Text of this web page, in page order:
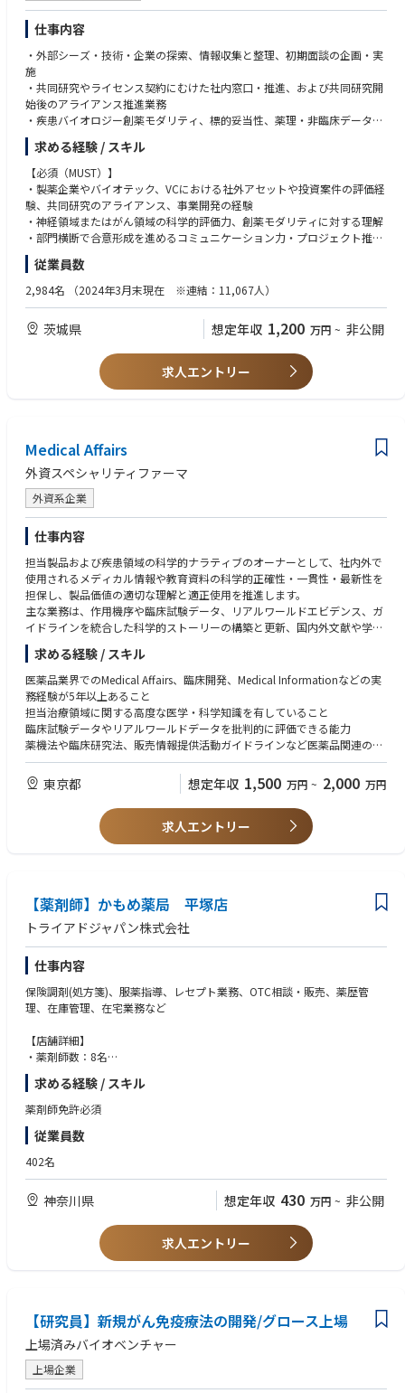
仕事内容
・外部シーズ・技術・企業の探索、情報収集と整理、初期面談の企画・実
施
・共同研究やライセンス契約にむけた社内窓口・推進、および共同研究開
始後のアライアンス推進業務
・疾患バイオロジー創薬モダリティ、標的妥当性、薬理・非臨床データ等
の一次評価
・研究、臨床、知財、法務、事業開発等と連携したデューデリジェンス支
援
・経営・意思決定会議向け資料作成、提案内容の説明・合意形成
・データベースの活用や学会参加等を通じた創薬の競合、トレンド調査
求める経験 / スキル
【必須（MUST）】
・製薬企業やバイオテック、VCにおける社外アセットや投資案件の評価経
験、共同研究のアライアンス、事業開発の経験
・神経領域またはがん領域の科学的評価力、創薬モダリティに対する理解
・部門横断で合意形成を進めるコミュニケーション力・プロジェクト推進
力
・英語での文献調査、資料作成、会議・議論が可能なコミュニケーション
力
有する
【歓迎（WANT）】
・Ph.D.または修士以上の生命科学・薬学・医学・化学等の専門性
・契約、知財、デューデリジェンスの経験
従業員数
2,984名 （2024年3月末現在 ※連結：11,067人）
茨城県 想定年収 1,200 万円 ~ 非公開
求人エントリー
Medical Affairs
外資スペシャリティファーマ
外資系企業
仕事内容
担当製品および疾患領域の科学的ナラティブのオーナーとして、社内外で
使用されるメディカル情報や教育資料の科学的正確性・一貫性・最新性を
担保し、製品価値の適切な理解と適正使用を推進します。
主な業務は、作用機序や臨床試験データ、リアルワールドエビデンス、ガ
イドラインを統合した科学的ストーリーの構築と更新、国内外文献や学会
情報の収集・評価・共有です。学術スライドやFAQ、論文、デジタルコン
テンツの科学的レビューと助言を行い、MSLやMedical Leadへの専門的サ
ポートも担当します。
社内向けメディカルトレーニングの企画・実施、疾患理解や競合環境の情
報発信、PMSやRWEの科学的解釈支援、クロスファンクショナル連携も含
まれます。
学会や社内会議への参加は5～10％程度です。
求める経験 / スキル
医薬品業界でのMedical Affairs、臨床開発、Medical Informationなどの実
務経験が5年以上あること
担当治療領域に関する高度な医学・科学知識を有していること
臨床試験データやリアルワールドデータを批判的に評価できる能力
薬機法や臨床研究法、販売情報提供活動ガイドラインなど医薬品関連の法
規・ガイドラインの基本的理解
医学・薬学分野の英語文献を読み解く力と、資料作成やプレゼンテーショ
ンができる英語コミュニケーション能力
医学・薬学または生命科学系の学士以上の学位（修士・博士号があれば尚
Medical Information関連業務経験が3年以上ある場合も対象となる
東京都 想定年収 1,500 万円 ~ 2,000 万円
求人エントリー
【薬剤師】かもめ薬局 平塚店
トライアドジャパン株式会社
仕事内容
保険調剤(処方箋)、服薬指導、レセプト業務、OTC相談・販売、薬歴管
理、在庫管理、在宅業務など
【店舗詳細】
・薬剤師数：8名
・事務：6名
・応需科目：内科
・処方箋枚数：120枚/日
トライアドジャパン株式会社の薬局部門のカモメ薬局は東京、神奈川、埼
玉に29店舗展開しております。
これまでの経験を活かし、よりよい薬局作りを一緒にしませんか。
求める経験 / スキル
薬剤師免許必須
従業員数
402名
神奈川県 想定年収 430 万円 ~ 非公開
求人エントリー
【研究員】新規がん免疫療法の開発/グロース上場
上場済みバイオベンチャー
上場企業